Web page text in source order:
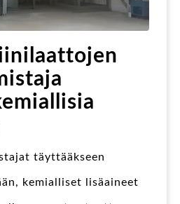
täyttääkseen
kemialliset lisäaineet